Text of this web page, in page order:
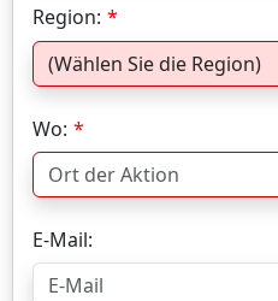
Region:
Wo:
E-Mail: